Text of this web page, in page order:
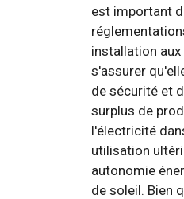
est important
installation
s'assurer
de sécurité et
surplus de
l'électricité
utilisation
autonomie
de soleil. Bien